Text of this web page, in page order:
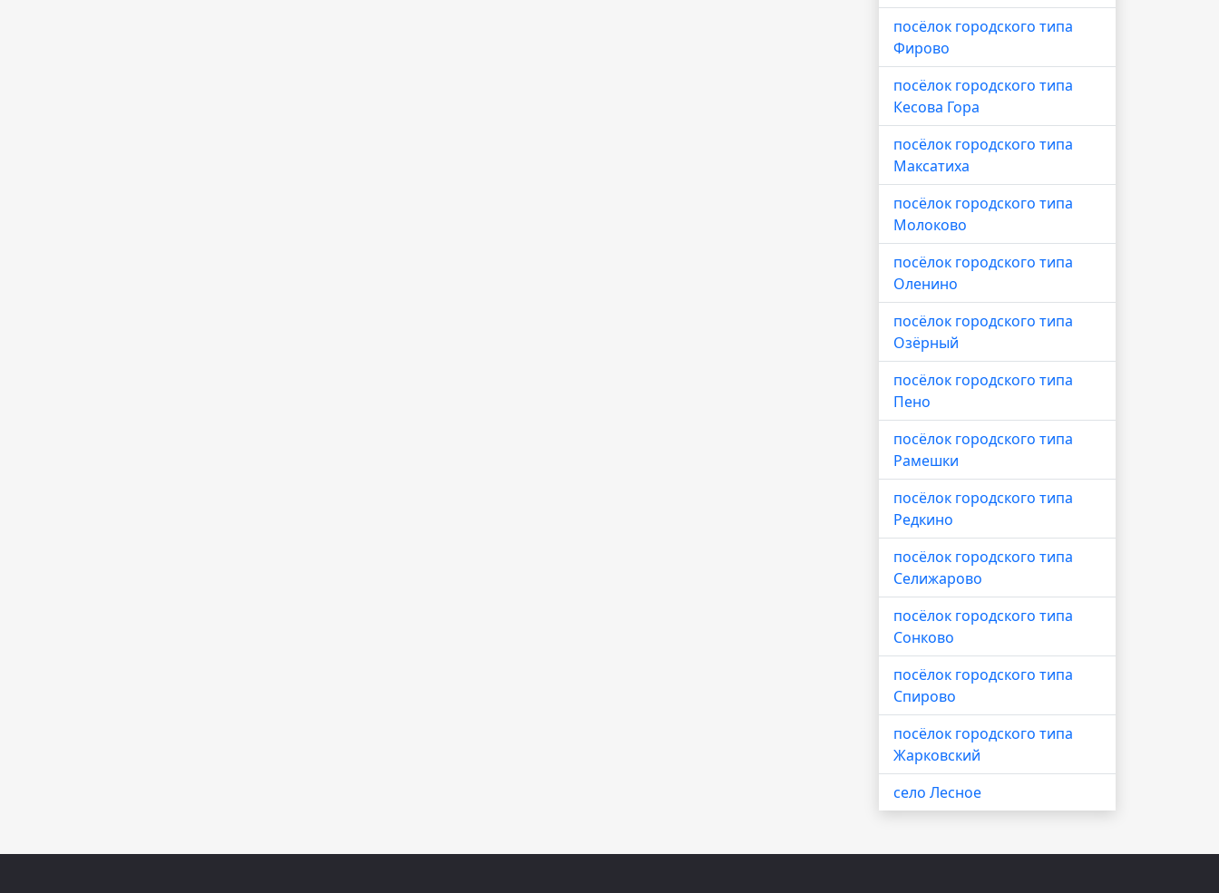
посёлок городского типа
Фирово
посёлок городского типа
Кесова Гора
посёлок городского типа
Максатиха
посёлок городского типа
Молоково
посёлок городского типа
Оленино
посёлок городского типа
Озёрный
посёлок городского типа
Пено
посёлок городского типа
Рамешки
посёлок городского типа
Редкино
посёлок городского типа
Селижарово
посёлок городского типа
Сонково
посёлок городского типа
Спирово
посёлок городского типа
Жарковский
село Лесное